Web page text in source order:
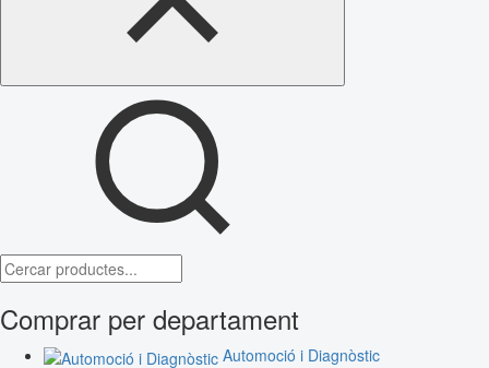
Comprar per departament
Automoció i Diagnòstic